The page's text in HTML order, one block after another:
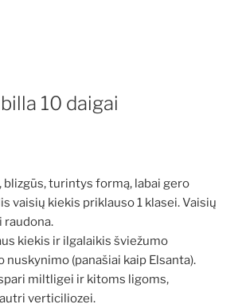
10 daigai
blizgūs, turintys formą, labai gero
vaisių kiekis priklauso 1 klasei. Vaisių
raudona.
kiekis ir ilgalaikis šviežumo
nuskynimo (panašiai kaip Elsanta).
miltligei ir kitoms ligoms,
verticiliozei.